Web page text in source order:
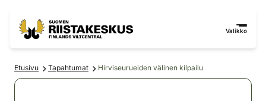
Valikko
Etusivu Tapahtumat Hirviseurueiden välinen kilpailu